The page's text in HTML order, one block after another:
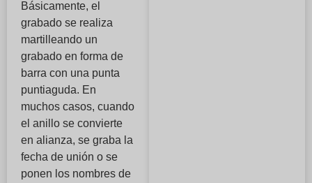
Básicamente, el
grabado se realiza
martilleando un
grabado en forma de
barra con una punta
puntiaguda. En
muchos casos, cuando
el anillo se convierte
en alianza, se graba la
fecha de unión o se
ponen los nombres de